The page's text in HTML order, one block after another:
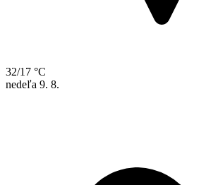
32/17 °C
nedeľa 9. 8.